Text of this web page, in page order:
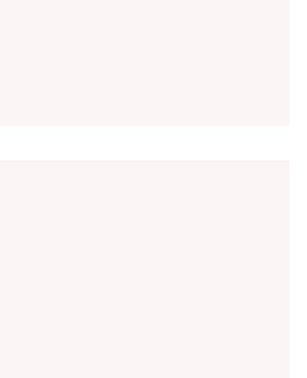
マ・ガイド
ラマスペシャル ドラマ紹介×ゆかりの地ガイド （